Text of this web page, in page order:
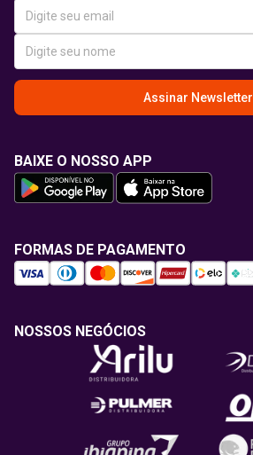
Assinar Newsletter
BAIXE O NOSSO APP
FORMAS DE PAGAMENTO
NOSSOS NEGÓCIOS